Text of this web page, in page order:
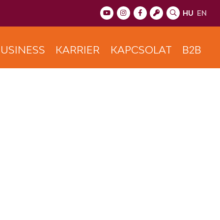
HU EN
KARRIER KAPCSOLAT B2B